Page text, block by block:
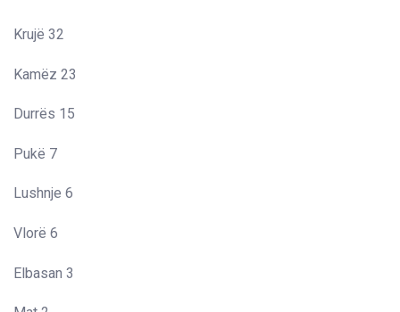
Krujë 32
Kamëz 23
Durrës 15
Pukë 7
Lushnje 6
Vlorë 6
Elbasan 3